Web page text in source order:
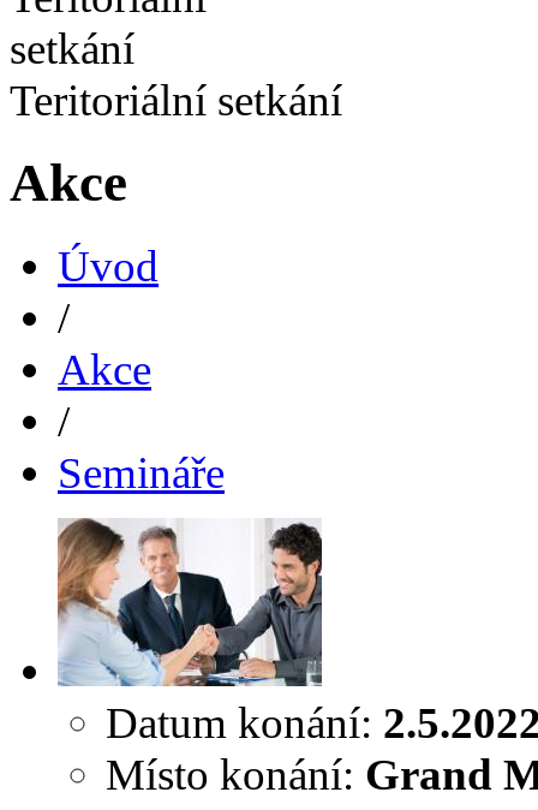
Teritoriální setkání
Akce
Úvod
/
Akce
/
Semináře
Datum konání:
Místo konání: Grand